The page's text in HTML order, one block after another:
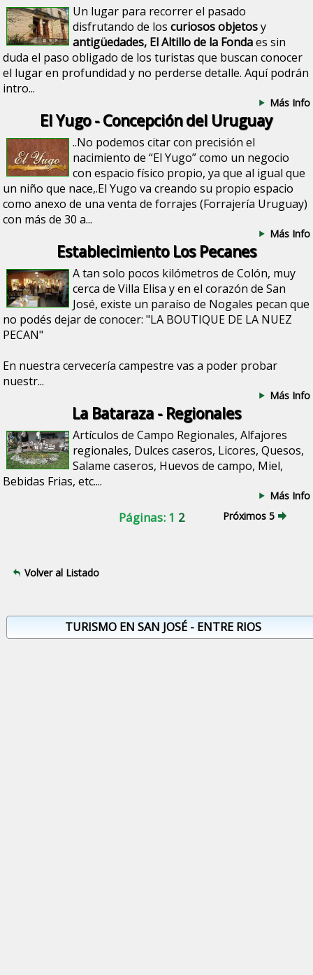
Un lugar para recorrer el pasado
disfrutando de loscuriosos objetosy
antigüedades, El Altillo de la Fondaes sin
duda el paso obligado de los turistas que buscan conocer
el lugar en profundidad y no perderse detalle. Aquí podrán
intro...
Más Info
El Yugo - Concepción del Uruguay
..No podemos citar con precisión el
nacimiento de “El Yugo” como un negocio
con espacio físico propio, ya que al igual que
un niño que nace,.El Yugo va creando su propio espacio
como anexo de una venta de forrajes (Forrajería Uruguay)
con más de 30 a...
Más Info
Establecimiento Los Pecanes
A tan solo pocos kilómetros de Colón, muy
cerca de Villa Elisa y en el corazón de San
José, existe un paraíso de Nogales pecan que
no podés dejar de conocer: "LA BOUTIQUE DE LA NUEZ
PECAN"
En nuestra cervecería campestre vas a poder probar
nuestr...
Más Info
La Bataraza - Regionales
Artículos de Campo Regionales, Alfajores
regionales, Dulces caseros, Licores, Quesos,
Salame caseros, Huevos de campo, Miel,
Bebidas Frias, etc....
Más Info
Páginas: 1 2 Próximos 5
Volver al Listado
TURISMO EN SAN JOSÉ - ENTRE RIOS